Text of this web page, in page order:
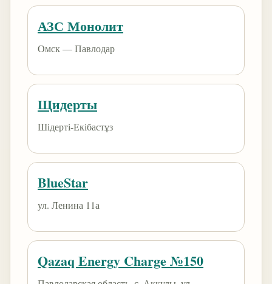
АЗС Монолит
Омск — Павлодар
Щидерты
Шідерті-Екібастұз
BlueStar
ул. Ленина 11а
Qazaq Energy Charge №150